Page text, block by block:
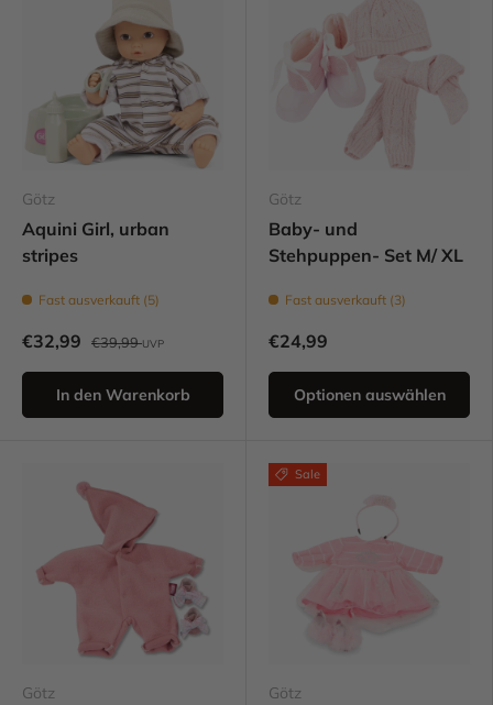
Götz
Aquini Girl, urban
stripes
Fast ausverkauft (5)
€32,99 €39,99UVP
In den Warenkorb
Götz
Baby- und
Stehpuppen- Set M/ XL
Fast ausverkauft (3)
€24,99
Optionen auswählen
Götz
Sale
Götz